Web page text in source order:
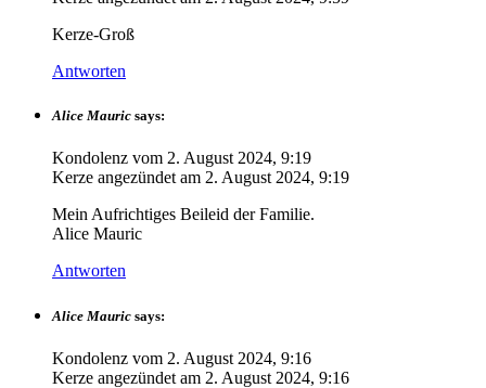
Kerze-Groß
Antworten
Alice Mauric says:
Kondolenz vom 2. August 2024, 9:19
Kerze angezündet am 2. August 2024, 9:19
Mein Aufrichtiges Beileid der Familie.
Alice Mauric
Antworten
Alice Mauric says:
Kondolenz vom 2. August 2024, 9:16
Kerze angezündet am 2. August 2024, 9:16